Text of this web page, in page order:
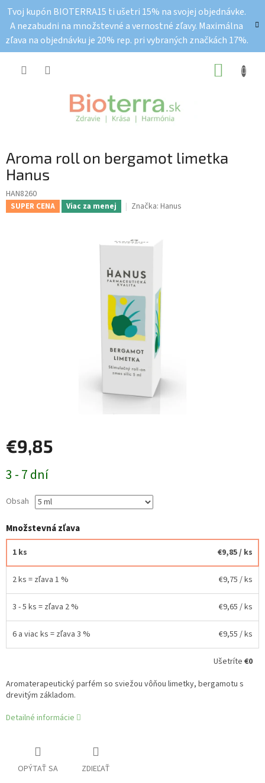
obsah
Tvoj kupón BIOTERRA15 ti ušetri 15% na svojej objednávke.
A nezabudni na množstevné a vernostné zľavy. Maximálna
zľava na objednávku je 20% rep. pri vybraných značkách 17%.
Aroma roll on bergamot limetka
Hanus
HAN8260
SUPER CENA Viac za menej Značka: Hanus
€9,85
cena:
3 - 7 dní
Obsah
Množstevná zľava
1 ks €9,85/ ks
2 ks = zľava 1 % €9,75 / ks
3 - 5 ks = zľava 2 % €9,65 / ks
6 a viac ks = zľava 3 % €9,55 / ks
Ušetríte €0
Aromaterapeutický parfém so sviežou vôňou limetky, bergamotu s
drevitým základom.
Detailné informácie
OPÝTAŤ SA ZDIEĽAŤ